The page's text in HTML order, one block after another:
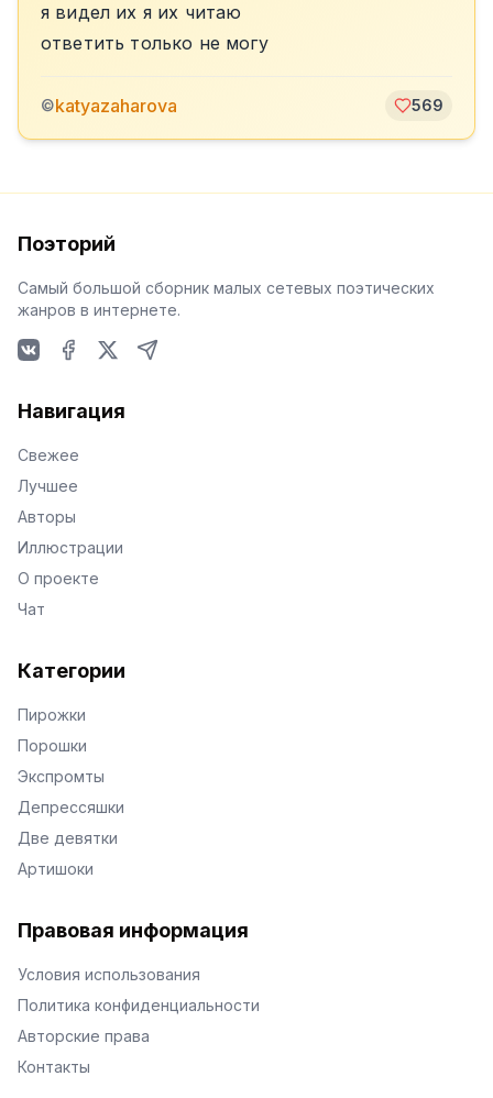
я видел их я их читаю
ответить только не могу
©katyazaharova 569
Поэторий
Самый большой сборник малых сетевых поэтических
жанров в интернете.
Навигация
Свежее
Лучшее
Авторы
Иллюстрации
О проекте
Чат
Категории
Пирожки
Порошки
Экспромты
Депрессяшки
Две девятки
Артишоки
Правовая информация
Условия использования
Политика конфиденциальности
Авторские права
Контакты